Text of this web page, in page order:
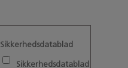
Sikkerhedsdatablad
All
Sikkerhedsdatablad